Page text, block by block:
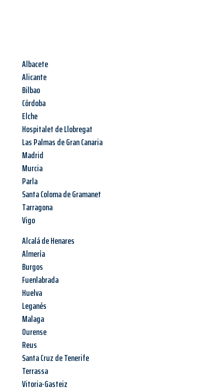
Albacete
Alicante
Bilbao
Córdoba
Elche
Hospitalet de Llobregat
Las Palmas de Gran Canaria
Madrid
Murcia
Parla
Santa Coloma de Gramanet
Tarragona
Vigo
Alcalá de Henares
Almería
Burgos
Fuenlabrada
Huelva
Leganés
Malaga
Ourense
Reus
Santa Cruz de Tenerife
Terrassa
Vitoria-Gasteiz